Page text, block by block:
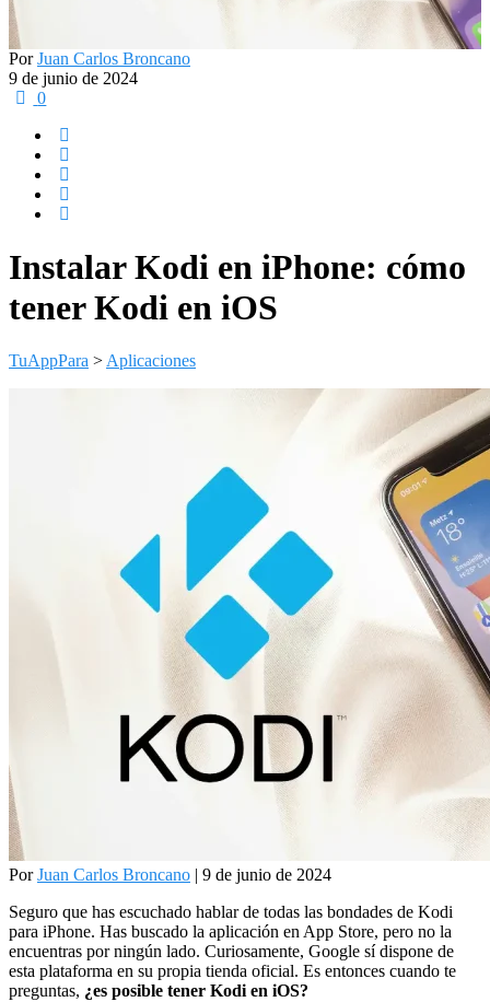
PorJuan Carlos Broncano
9 de junio de 2024
0
Instalar Kodi en iPhone: cómo
tener Kodi en iOS
TuAppPara > Aplicaciones
PorJuan Carlos Broncano | 9 de junio de 2024
Seguro que has escuchado hablar de todas las bondades de Kodi
para iPhone. Has buscado la aplicación en App Store, pero no la
encuentras por ningún lado. Curiosamente, Google sí dispone de
esta plataforma en su propia tienda oficial. Es entonces cuando te
preguntas, ¿es posible tener Kodi en iOS?